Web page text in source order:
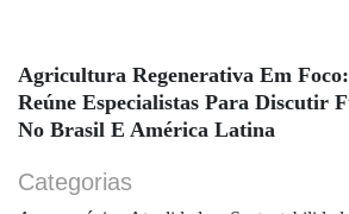
Agricultura Regenerativa Em
Reúne Especialistas Para Discutir
No Brasil E América Latina
Categorias